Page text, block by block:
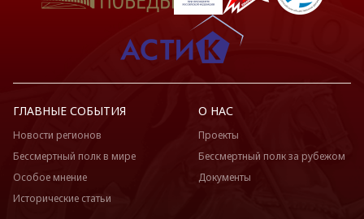
ГЛАВНЫЕ СОБЫТИЯ
Новости регионов
Бессмертный полк в мире
Особое мнение
Исторические статьи
О НАС
Проекты
Бессмертный полк за рубежом
Документы